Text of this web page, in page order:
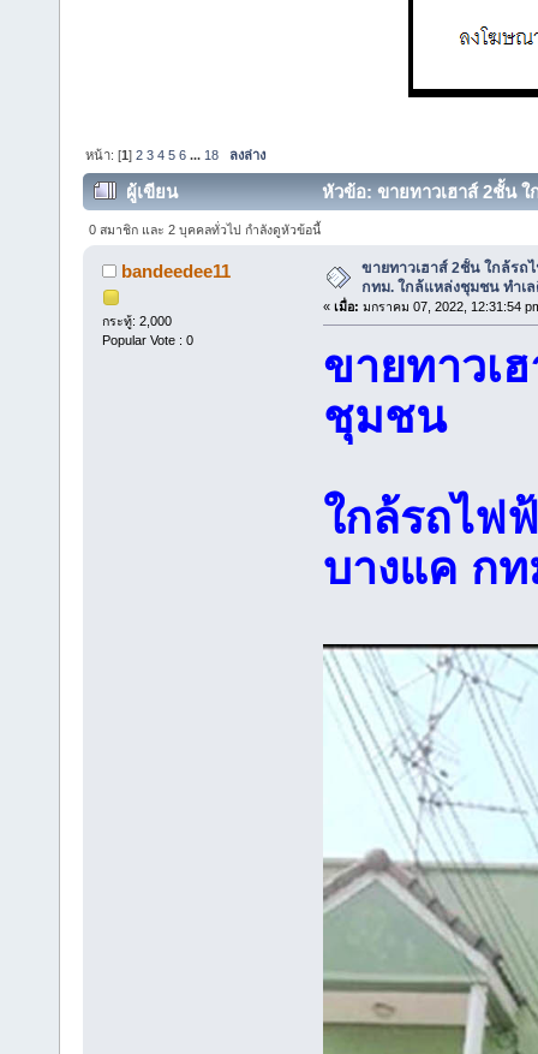
หน้า: [1]2 3 4 5 6 ... 18 ลงล่าง
ผู้เขียน
หัวข้อ: ขายทาวเฮาส์ 2ชั้น
146537 ครั้ง)
0 สมาชิก และ 2 บุคคลทั่วไป กำลังดูหัวข้อนี้
bandeedee11
กระทู้: 2,000
Popular Vote : 0
ขายทาวเฮาส์ 2ชั้น ใกล้รถ
กทม. ใกล้แหล่งชุมชน ทำเ
« เมื่อ: มกราคม 07, 2022, 12:31:54
ขายทาวเ
ชุมชน
ใกล้รถไฟ
บางแค กท